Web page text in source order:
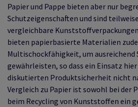
Papier und Pappe bieten aber nur
Schutzeigenschaften und sind
vergleichbare
bieten papierbasierte Materialien
Multischockfähigkeit, um ausreichend
gewährleisten, so dass ein Einsatz
diskutierten Produktsicherheit nicht
Vergleich zu Papier ist sowohl bei der
beim Recycling von Kunststoffen ein